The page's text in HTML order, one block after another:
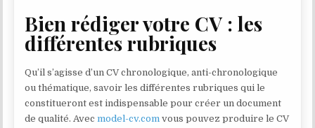
Bien rédiger votre CV : les
différentes rubriques
Qu’il s’agisse d’un CV chronologique, anti-chronologique
ou thématique, savoir les différentes rubriques qui le
constitueront est indispensable pour créer un document
de qualité. Avecmodel-cv.com vous pouvez produire le CV